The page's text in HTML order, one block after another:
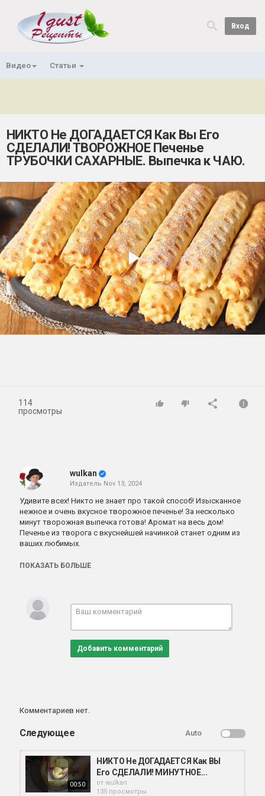
Вход
Видео Статьи
НИКТО Не ДОГАДАЕТСЯ Как Вы Его
СДЕЛАЛИ! ТВОРОЖНОЕ Печенье
ТРУБОЧКИ САХАРНЫЕ. Выпечка к ЧАЮ.
Play
Video
114
просмотры
wulkan
Издатель Nov 13, 2024
Удивите всех! Никто не знает про такой способ! Изысканное
нежное и очень вкусное творожное печенье! За несколько
минут творожная выпечка готова! Аромат на весь дом!
Печенье из творога с вкуснейшей начинкой станет одним из
ваших любимых.
Подписывайтесь на канал и нажимайте на
выпечка
ПОКАЗАТЬ БОЛЬШЕ
Добавить комментарий
Комментариев нет.
Следующее Auto
00:50
НИКТО Не ДОГАДАЕТСЯ Как ВЫ
Его СДЕЛАЛИ! МИНУТНОЕ...
от wulkan
135 просмотры